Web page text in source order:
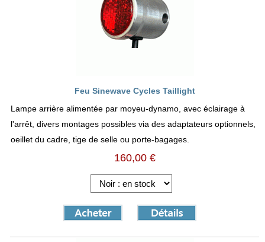
Feu Sinewave Cycles Taillight
Lampe arrière alimentée par moyeu-dynamo, avec éclairage à
l'arrêt, divers montages possibles via des adaptateurs optionnels,
oeillet du cadre, tige de selle ou porte-bagages.
160,00 €